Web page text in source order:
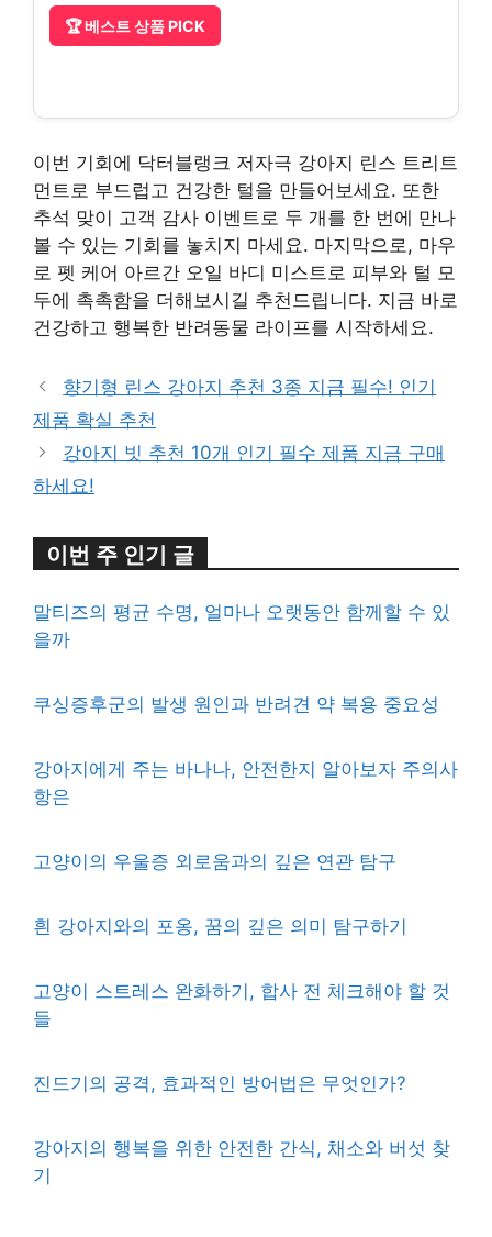
🏆 베스트 상품 PICK
이번 기회에 닥터블랭크 저자극 강아지 린스 트리트
먼트로 부드럽고 건강한 털을 만들어보세요. 또한
추석 맞이 고객 감사 이벤트로 두 개를 한 번에 만나
볼 수 있는 기회를 놓치지 마세요. 마지막으로, 마우
로 펫 케어 아르간 오일 바디 미스트로 피부와 털 모
두에 촉촉함을 더해보시길 추천드립니다. 지금 바로
건강하고 행복한 반려동물 라이프를 시작하세요.
향기형 린스 강아지 추천 3종 지금 필수! 인기
제품 확실 추천
강아지 빗 추천 10개 인기 필수 제품 지금 구매
하세요!
이번 주 인기 글
말티즈의 평균 수명, 얼마나 오랫동안 함께할 수 있
을까
쿠싱증후군의 발생 원인과 반려견 약 복용 중요성
강아지에게 주는 바나나, 안전한지 알아보자 주의사
항은
고양이의 우울증 외로움과의 깊은 연관 탐구
흰 강아지와의 포옹, 꿈의 깊은 의미 탐구하기
고양이 스트레스 완화하기, 합사 전 체크해야 할 것
들
진드기의 공격, 효과적인 방어법은 무엇인가?
강아지의 행복을 위한 안전한 간식, 채소와 버섯 찾
기